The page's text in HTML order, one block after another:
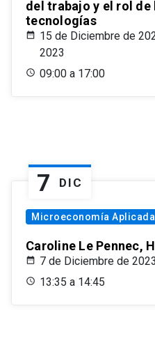
del trabajo y el rol de
tecnologías
15 de Diciembre de
2023
09:00 a 17:00
7 DIC
Microeconomía Aplicada
Caroline Le Pennec,
7 de Diciembre de 2023
13:35 a 14:45